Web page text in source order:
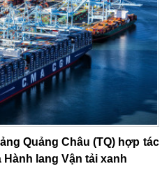
Quảng Châu (TQ) hợp tác
lang Vận tải xanh